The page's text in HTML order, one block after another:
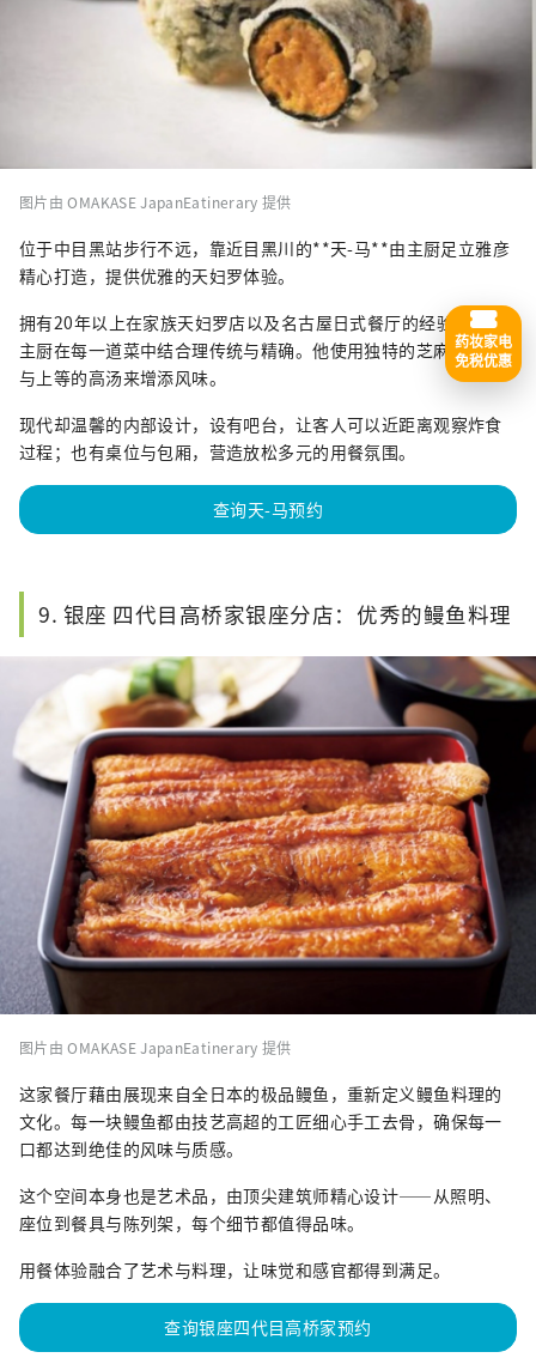
图片由 OMAKASE JapanEatinerary 提供
位于中目黑站步行不远，靠近目黑川的**天-马**由主厨足立雅彦
精心打造，提供优雅的天妇罗体验。
拥有20年以上在家族天妇罗店以及名古屋日式餐厅的经验，足立
主厨在每一道菜中结合理传统与精确。他使用独特的芝麻油混合
与上等的高汤来增添风味。
现代却温馨的内部设计，设有吧台，让客人可以近距离观察炸食
过程；也有桌位与包厢，营造放松多元的用餐氛围。
查询天-马预约
9. 银座 四代目高桥家银座分店：优秀的鳗鱼料理
图片由 OMAKASE JapanEatinerary 提供
这家餐厅藉由展现来自全日本的极品鳗鱼，重新定义鳗鱼料理的
文化。每一块鳗鱼都由技艺高超的工匠细心手工去骨，确保每一
口都达到绝佳的风味与质感。
这个空间本身也是艺术品，由顶尖建筑师精心设计——从照明、
座位到餐具与陈列架，每个细节都值得品味。
用餐体验融合了艺术与料理，让味觉和感官都得到满足。
查询银座四代目高桥家预约
药妆家电
免税优惠